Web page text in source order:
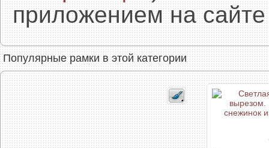
приложением на сайте
Популярные рамки в этой категории